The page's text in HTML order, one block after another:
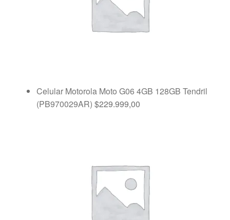
Celular Motorola Moto G06 4GB 128GB Tendril
(PB970029AR) $229.999,00